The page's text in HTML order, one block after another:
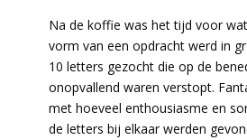
Na de koffie was het tijd voor
vorm van een opdracht werd in
10 letters gezocht die op de
onopvallend waren verstopt.
met hoeveel enthousiasme en
de letters bij elkaar werden